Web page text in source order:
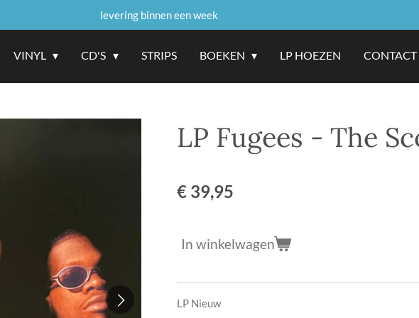
levering binnen een week
VINYL CD'S STRIPS BOEKEN LP HOEZEN CONTACT
LP Fugees - The
€ 39,95
In winkelwagen
LP Nieuw